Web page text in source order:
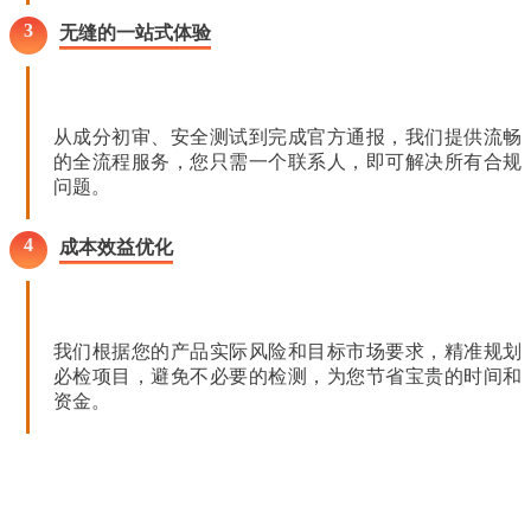
3 无缝的一站式体验
从成分初审、安全测试到完成官方通报，我们提供流畅
的全流程服务，您只需一个联系人，即可解决所有合规
问题。
4 成本效益优化
我们根据您的产品实际风险和目标市场要求，精准规划
必检项目，避免不必要的检测，为您节省宝贵的时间和
资金。